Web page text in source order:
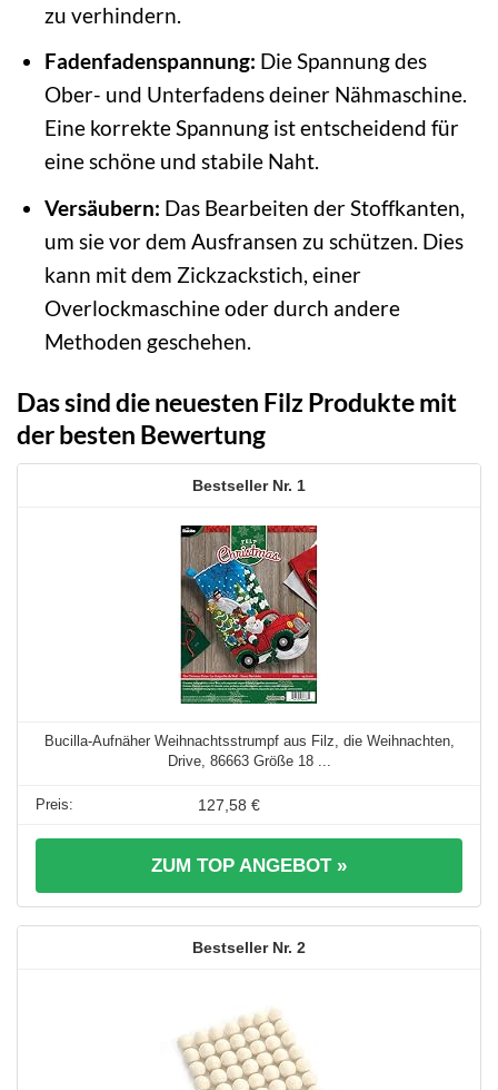
zu verhindern.
Fadenfadenspannung: Die Spannung des
Ober- und Unterfadens deiner Nähmaschine.
Eine korrekte Spannung ist entscheidend für
eine schöne und stabile Naht.
Versäubern: Das Bearbeiten der Stoffkanten,
um sie vor dem Ausfransen zu schützen. Dies
kann mit dem Zickzackstich, einer
Overlockmaschine oder durch andere
Methoden geschehen.
Das sind die neuesten Filz Produkte mit
der besten Bewertung
1
Bucilla-Aufnäher Weihnachtsstrumpf aus Filz, die Weihnachten,
Drive, 86663 Größe 18 ...
127,58 €
ZUM TOP ANGEBOT »
2